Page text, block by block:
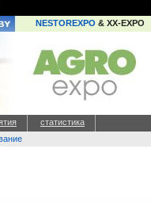
NESTOREXPO & XX-EXPO
статистика